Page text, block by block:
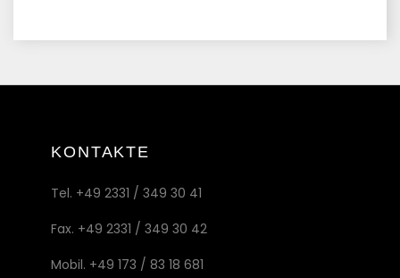
KONTAKTE
Tel. +49 2331 / 349 30 41
Fax. +49 2331 / 349 30 42
Mobil. +49 173 / 83 18 681